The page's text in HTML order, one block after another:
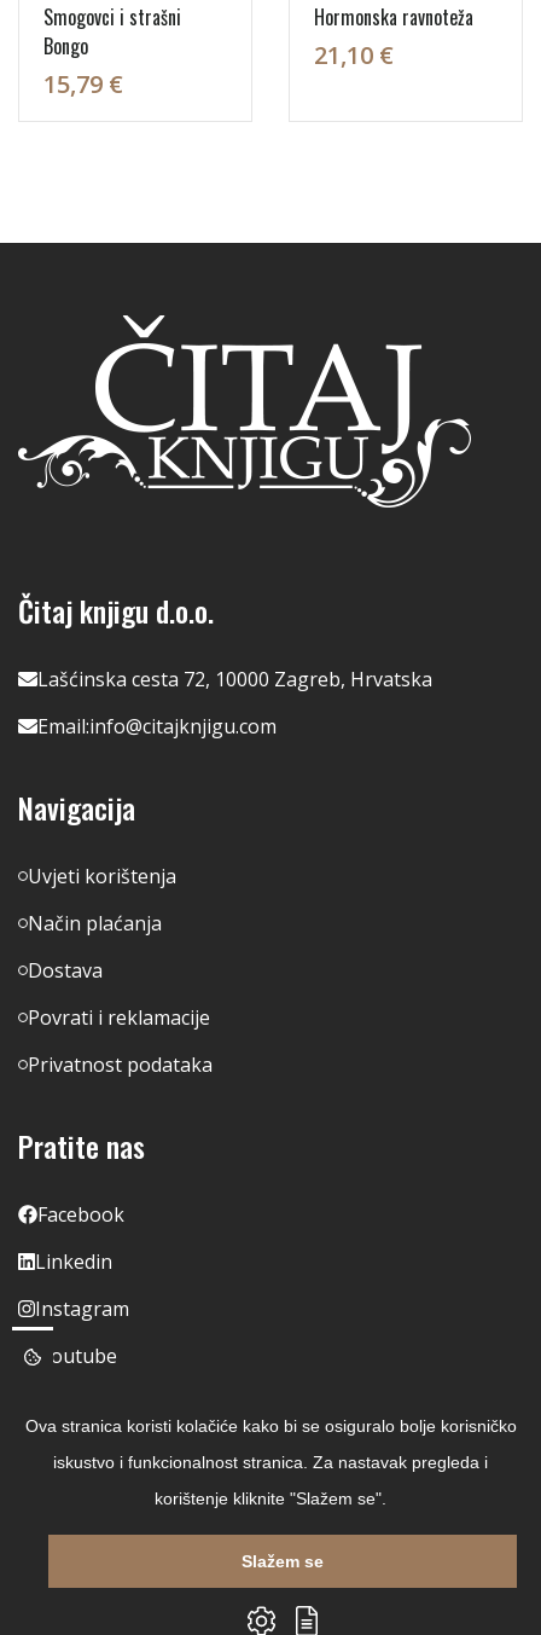
Smogovci i strašni
Bongo
15,79 €
Hormonska ravnoteža
21,10 €
Čitaj knjigu d.o.o.
Lašćinska cesta 72, 10000 Zagreb, Hrvatska
Email:info@citajknjigu.com
Navigacija
Uvjeti korištenja
Način plaćanja
Dostava
Povrati i reklamacije
Privatnost podataka
Pratite nas
Facebook
Linkedin
Instagram
Youtube
Copyright © 2026 Čitaj Knjigu
Ova stranica koristi kolačiće kako bi se osiguralo bolje korisničko
iskustvo i funkcionalnost stranica. Za nastavak pregleda i
korištenje kliknite "Slažem se".
Slažem se